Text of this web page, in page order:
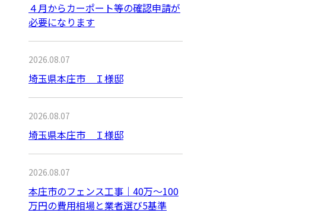
４月からカーポート等の確認申請が
必要になります
2026.08.07
埼玉県本庄市 Ｉ様邸
2026.08.07
埼玉県本庄市 Ｉ様邸
2026.08.07
本庄市のフェンス工事｜40万〜100
万円の費用相場と業者選び5基準